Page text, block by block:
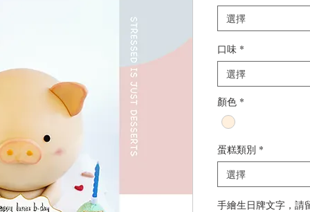
選擇
口味 *
選擇
顏色 *
蛋糕類別 *
選擇
手繪生日牌文字，請